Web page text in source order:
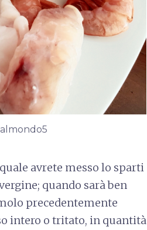
avrete messo lo sparti
quando sarà ben
precedentemente
intero o tritato, in quantità